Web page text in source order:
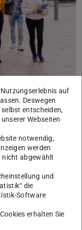
2025
sich
um das
für eine Förderu…
auf
Deswegen
entscheiden,
Webseiten
notwendig,
werden
nicht abgewählt
und
die
Software
erhalten Sie